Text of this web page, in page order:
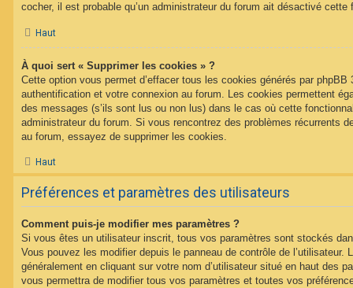
cocher, il est probable qu’un administrateur du forum ait désactivé cette
Haut
À quoi sert « Supprimer les cookies » ?
Cette option vous permet d’effacer tous les cookies générés par phpBB
authentification et votre connexion au forum. Les cookies permettent
des messages (s’ils sont lus ou non lus) dans le cas où cette
administrateur du forum. Si vous rencontrez des problèmes récurrents
au forum, essayez de supprimer les cookies.
Haut
Préférences et paramètres des utilisateurs
Comment puis-je modifier mes paramètres ?
Si vous êtes un utilisateur inscrit, tous vos paramètres sont stockés
Vous pouvez les modifier depuis le panneau de contrôle de l’utilisateur.
généralement en cliquant sur votre nom d’utilisateur situé en haut des
vous permettra de modifier tous vos paramètres et toutes vos